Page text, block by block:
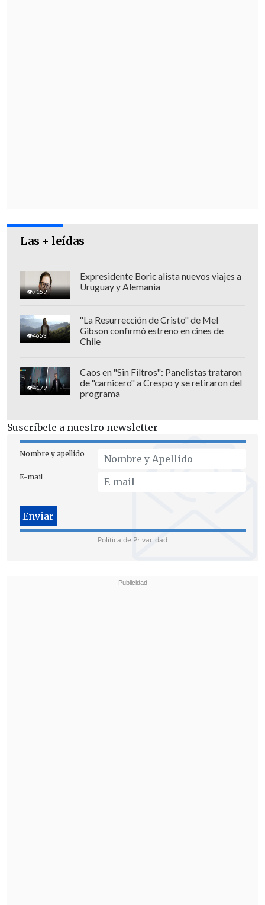
O'Hara se dio cuenta de que algo no iba
bien después de hacerle un
enfermera le obligó a hacersenuevas
pruebas con diferentes máquinas
radiografía de tórax.
La actriz recordó que el médico
caso raro pero O'Hara aseguró "
siquiera sé el nombre de la enfermedad,
porque no quiero saberlo. Algo de
cardio-inversión. Y luego dextrocardia y
pensará que soy muy ignorante por no
saberlo, pero es que no quiero saberlo.
Las + leídas
7159
Expresidente Boric alista nuevos viajes a
Uruguay y Alemania
4653
"La Resurrección de Cristo" de Mel
Gibson confirmó estreno en cines de
Chile
4179
Caos en "Sin Filtros": Panelistas trataron
de "carnicero" a Crespo y se retiraron del
programa
Suscríbete a nuestro newsletter
Nombre y apellido
E-mail
Política de Privacidad